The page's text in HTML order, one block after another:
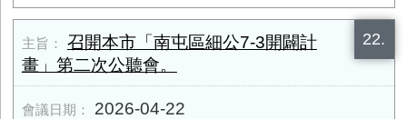
22.
召開本市「南屯區細公7-3開闢計
畫」第二次公聽會。
2026-04-22